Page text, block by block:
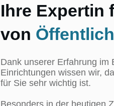
Ihre Expertin
von
Dank unserer Erfahrung im
Einrichtungen wissen wir,
für Sie sehr wichtig ist.
Besonders in der heutigen